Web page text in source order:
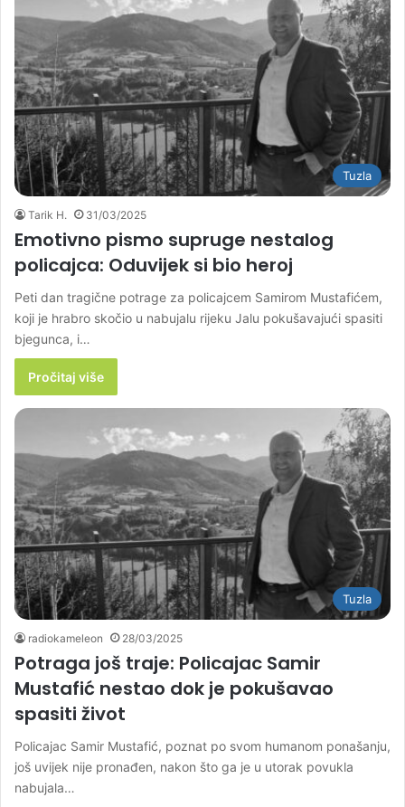
Tuzla
Tarik H. 31/03/2025
Emotivno pismo supruge nestalog
policajca: Oduvijek si bio heroj
Peti dan tragične potrage za policajcem Samirom Mustafićem,
koji je hrabro skočio u nabujalu rijeku Jalu pokušavajući spasiti
bjegunca, i…
Pročitaj više
Tuzla
radiokameleon 28/03/2025
Potraga još traje: Policajac Samir
Mustafić nestao dok je pokušavao
spasiti život
Policajac Samir Mustafić, poznat po svom humanom ponašanju,
još uvijek nije pronađen, nakon što ga je u utorak povukla
nabujala…